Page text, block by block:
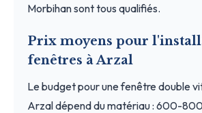
Morbihan sont tous qualifiés.
Prix moyens pour
fenêtres à Arzal
Le budget pour une fenêtre double
Arzal dépend du matériau : 600-